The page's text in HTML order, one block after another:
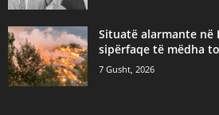
Situatë alarmante në
sipërfaqe të mëdha
7 Gusht, 2026